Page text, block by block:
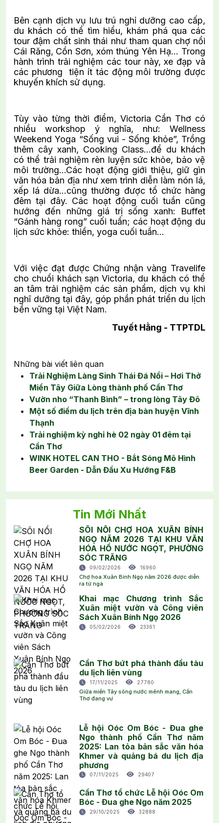
Bên cạnh dịch vụ lưu trú nghỉ dưỡng cao cấp,
du khách có thể tìm hiểu, khám phá qua các
tour đậm chất sinh thái như tham quan chợ nổi
Cái Răng, Cồn Sơn, xóm thúng Yên Hạ… Trong
hành trình trải nghiệm các tour này, xe đạp và
các phương tiện ít tác động môi trường được
khuyến khích sử dụng.
Tùy vào từng thời điểm, Victoria Cần Thơ có
nhiều workshop ý nghĩa, như: Wellness
Weekend Yoga “Sống vui - Sống khỏe”, Trồng
thêm cây xanh, Cooking Class…để du khách
có thể trải nghiệm rèn luyện sức khỏe, bảo vệ
môi trường…Các hoạt động giới thiệu, giữ gìn
văn hóa bản địa như xem trình diễn làm nón lá,
xếp lá dừa…cũng thường được tổ chức hàng
đêm tại đây. Các hoạt động cuối tuần cũng
hướng đến những giá trị sống xanh: Buffet
“Gánh hàng rong” cuối tuần; các hoạt động du
lịch sức khỏe: thiền, yoga cuối tuần…
Với việc đạt được Chứng nhận vàng Travelife
cho chuổi khách sạn Victoria, du khách có thể
an tâm trải nghiệm các sản phẩm, dịch vụ khi
nghĩ dưỡng tại đây, góp phần phát triển du lịch
bền vững tại Việt Nam.
Tuyết Hằng - TTPTDL
Những bài viết liên quan
Trải Nghiệm Làng Sinh Thái Đá Nổi – Hơi Thở
Miền Tây Giữa Lòng thành phố Cần Thơ
Vườn nho “Thanh Bình” – trong lòng Tây Đô
Một số điểm du lịch trên địa bàn huyện Vĩnh
Thạnh
Trải nghiệm kỳ nghỉ hè 02 ngày 01 đêm tại
Cần Thơ
WINK HOTEL CAN THO - Bắt Sóng Mô Hình
Beer Garden - Dẫn Đầu Xu Hướng F&B
Tin Mới Nhất
SÔI NỔI CHỢ HOA XUÂN BÍNH
NGỌ NĂM 2026 TẠI KHU VĂN
HÓA HỒ NƯỚC NGỌT, PHƯỜNG
SÓC TRĂNG
09/02/2026 16960
Chợ hoa Xuân Bính Ngọ năm 2026 được diễn
ra từ ngà
Khai mạc Chương trình Sắc
Xuân miệt vườn và Công viên
Sách Xuân Bính Ngọ 2026
05/02/2026 23361
Cần Thơ bứt phá thành đầu tàu
du lịch liên vùng
17/11/2025 27780
Giữa miền Tây sông nước mênh mang, Cần
Thơ đang vư
Lễ hội Oóc Om Bóc - Đua ghe
Ngo thành phố Cần Thơ năm
2025: Lan tỏa bản sắc văn hóa
Khmer và quảng bá du lịch địa
phương
07/11/2025 29407
Cần Thơ tổ chức Lễ hội Oóc Om
Bóc - Đua ghe Ngo năm 2025
29/10/2025 32888